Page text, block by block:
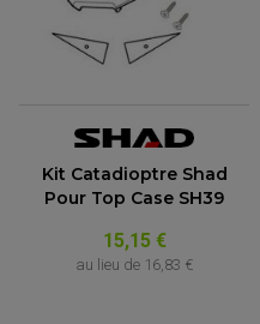
Kit Catadioptre Shad
Pour Top Case SH39
15,15 €
au lieu de 16,83 €